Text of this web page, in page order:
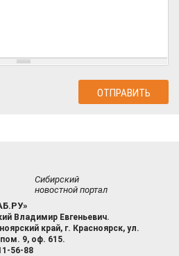
Сибирский
новостной портал
Владимир Евгеньевич.
край, г. Красноярск, ул.
9, оф. 615.
56-88